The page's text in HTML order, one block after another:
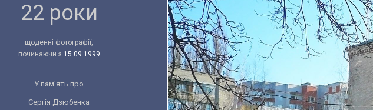
22 роки
щоденні фотографії,
починаючи з 15.09.1999
У пам'ять про
Сергія Дзюбенка